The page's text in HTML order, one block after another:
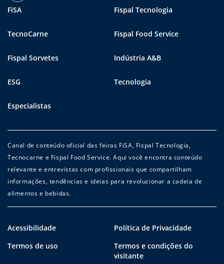
FiSA Fispal Tecnologia
TecnoCarne Fispal Food Service
Fispal Sorvetes Indústria A&B
ESG Tecnologia
Especialistas
Canal de conteúdo oficial das feiras FiSA, Fispal Tecnologia,
Tecnocarne e Fispal Food Service. Aqui você encontra conteúdo
relevante e entrevistas com profissionais que compartilham
informações, tendências e ideias para revolucionar a cadeia de
alimentos e bebidas.
Acessibilidade
Política de Privacidade
Termos de uso
Termos e condições do
visitante